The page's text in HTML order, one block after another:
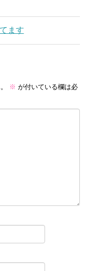
ます
※ が付いている欄は必